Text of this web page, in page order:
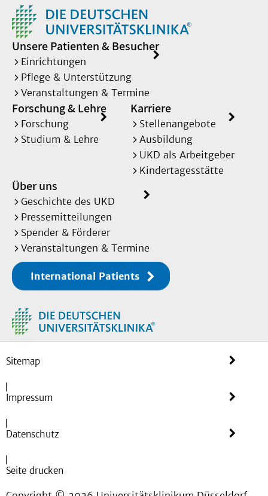
Unsere Patienten & Besucher
Einrichtungen
Pflege & Unterstützung
Veranstaltungen & Termine
Forschung & Lehre
Forschung
Studium & Lehre
Karriere
Stellenangebote
Ausbildung
UKD als Arbeitgeber
Kindertagesstätte
Über uns
Geschichte des UKD
Pressemitteilungen
Spender & Förderer
Veranstaltungen & Termine
International Patients
Sitemap
Impressum
Datenschutz
Seite drucken